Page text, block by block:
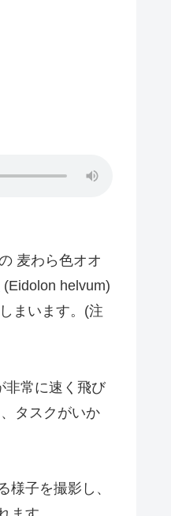
麦わら色オオ
(Eidolon helvum)
まいます。(注
非常に速く飛び
タスクがいか
子を撮影し、